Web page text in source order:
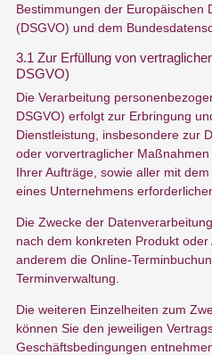
Bestimmungen der Europäischen
(DSGVO) und dem
3.1 Zur Erfüllung von
DSGVO)
Die Verarbeitung
DSGVO) erfolgt zur Erbringung
Dienstleistung, insbesondere zur
oder vorvertraglicher
Ihrer Aufträge, sowie aller mit
eines Unternehmens
Die Zwecke der
nach dem konkreten Produkt
anderem die Online-
Terminverwaltung.
Die weiteren Einzelheiten zum
können Sie den jeweiligen
Geschäftsbedingungen